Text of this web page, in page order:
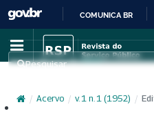
COMUNICA BR
Pesquisar
/ Acervo / v. 1 n. 1 (1952) /